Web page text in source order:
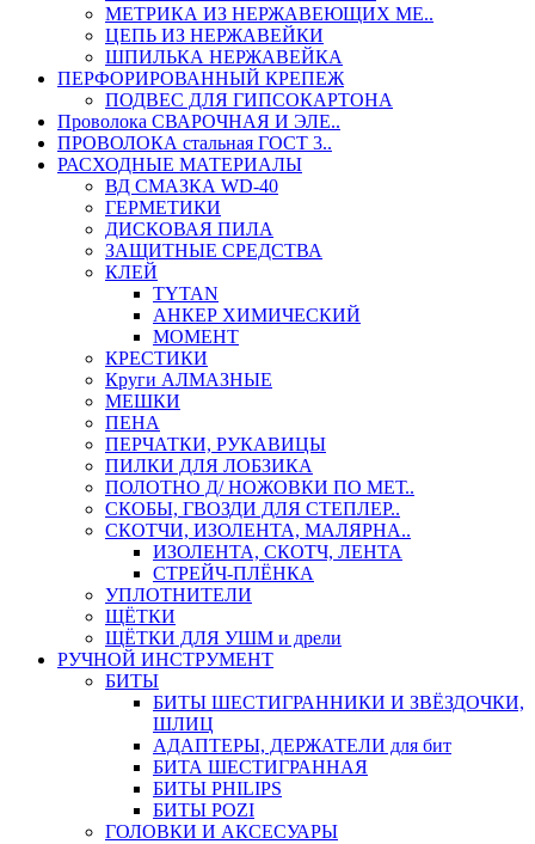
МЕТРИКА ИЗ НЕРЖАВЕЮЩИХ МЕ..
ЦЕПЬ ИЗ НЕРЖАВЕЙКИ
ШПИЛЬКА НЕРЖАВЕЙКА
ПЕРФОРИРОВАННЫЙ КРЕПЕЖ
ПОДВЕС ДЛЯ ГИПСОКАРТОНА
Проволока СВАРОЧНАЯ И ЭЛЕ..
ПРОВОЛОКА стальная ГОСТ 3..
РАСХОДНЫЕ МАТЕРИАЛЫ
ВД СМАЗКА WD-40
ГЕРМЕТИКИ
ДИСКОВАЯ ПИЛА
ЗАЩИТНЫЕ СРЕДСТВА
КЛЕЙ
TYTAN
АНКЕР ХИМИЧЕСКИЙ
МОМЕНТ
КРЕСТИКИ
Круги АЛМАЗНЫЕ
МЕШКИ
ПЕНА
ПЕРЧАТКИ, РУКАВИЦЫ
ПИЛКИ ДЛЯ ЛОБЗИКА
ПОЛОТНО Д/ НОЖОВКИ ПО МЕТ..
СКОБЫ, ГВОЗДИ ДЛЯ СТЕПЛЕР..
СКОТЧИ, ИЗОЛЕНТА, МАЛЯРНА..
ИЗОЛЕНТА, СКОТЧ, ЛЕНТА
СТРЕЙЧ-ПЛЁНКА
УПЛОТНИТЕЛИ
ЩЁТКИ
ЩЁТКИ ДЛЯ УШМ и дрели
РУЧНОЙ ИНСТРУМЕНТ
БИТЫ
БИТЫ ШЕСТИГРАННИКИ И ЗВЁЗДОЧКИ,
ШЛИЦ
АДАПТЕРЫ, ДЕРЖАТЕЛИ для бит
БИТА ШЕСТИГРАННАЯ
БИТЫ PHILIPS
БИТЫ POZI
ГОЛОВКИ И АКСЕСУАРЫ